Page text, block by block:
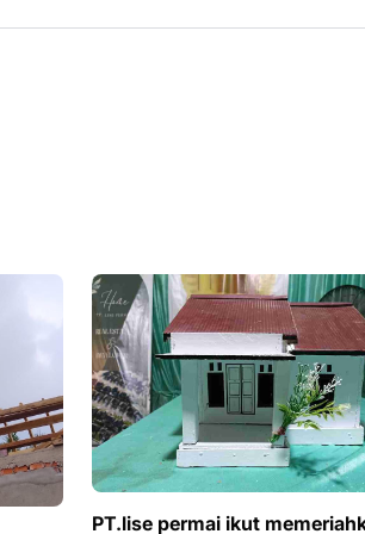
PT.lise permai ikut